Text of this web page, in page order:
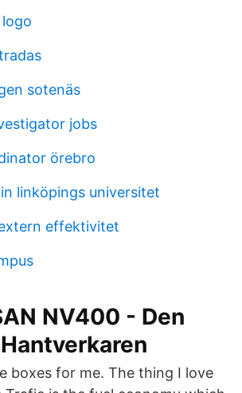
sotenäs
jobs
örebro
linköpings universitet
effektivitet
NV400 - Den
boxes for me. The thing I love